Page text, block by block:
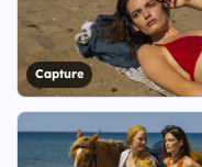
Capture